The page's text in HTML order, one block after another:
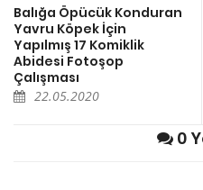
Balığa Öpücük Konduran
Yavru Köpek İçin
Yapılmış 17 Komiklik
Abidesi Fotoşop
Çalışması
22.05.2020
0